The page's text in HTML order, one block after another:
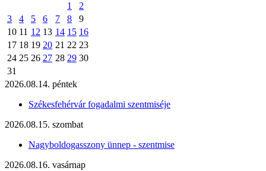
1
2
3
4 5 6 7 8
9
10 11 12 13 14 15 16
17 18 19 20 21 22 23
24 25 26 27 28 29 30
31
2026.08.14. péntek
Székesfehérvár fogadalmi szentmiséje
2026.08.15. szombat
Nagyboldogasszony ünnep - szentmise
2026.08.16. vasárnap